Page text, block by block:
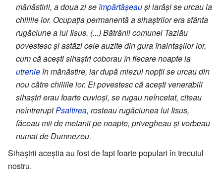
mănăstirii, a doua zi se împărtășeauși iarăși se urcau la
chiliile lor. Ocupația permanentă a sihaștrilor era sfânta
rugăciune a lui Iisus. (...) Bătrânii comunei Tazlău
povestesc și astăzi cele auzite din gura înaintașilor lor,
cum că acești sihaștri coborau în fiecare noapte la
utrenie în mănăstire, iar după miezul nopții se urcau din
nou către chiliile lor. Ei povestesc că acești venerabili
sihaștri erau foarte cuvioși, se rugau neîncetat, citeau
neîntreruptPsaltirea, rosteau rugăciunea lui Iisus,
făceau mii de metanii pe noapte, privegheau și vorbeau
numai de Dumnezeu.
Sihaștrii aceștia au fost de fapt foarte populari în trecutul
nostru.